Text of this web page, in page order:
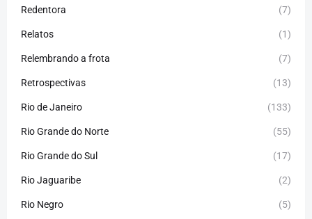
Redentora (7)
Relatos (1)
Relembrando a frota (7)
Retrospectivas (13)
Rio de Janeiro (133)
Rio Grande do Norte (55)
Rio Grande do Sul (17)
Rio Jaguaribe (2)
Rio Negro (5)